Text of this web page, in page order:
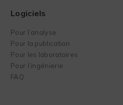
Logiciels
Pour l’analyse
Pour la publication
Pour les laboratoires
Pour l’ingénierie
FAQ